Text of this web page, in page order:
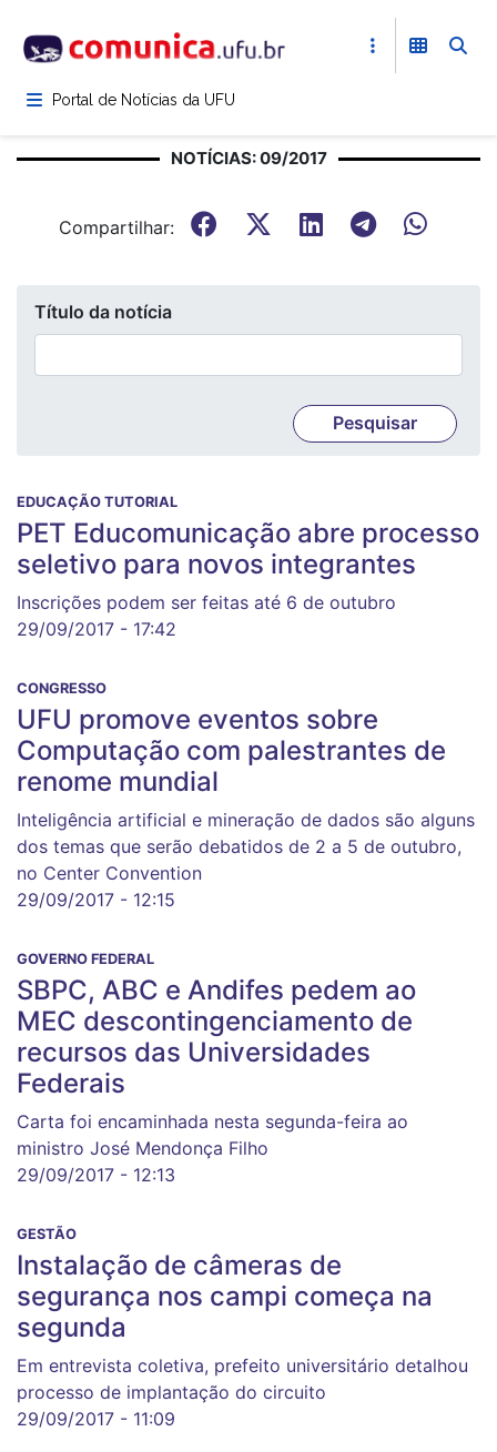
para
conteúdoPortal de Notícias da UFU
NOTÍCIAS: 09/2017
Compartilhar:
Título da notícia
EDUCAÇÃO TUTORIAL
PET Educomunicação abre processo
seletivo para novos integrantes
Inscrições podem ser feitas até 6 de outubro
29/09/2017 - 17:42
CONGRESSO
UFU promove eventos sobre
Computação com palestrantes de
renome mundial
Inteligência artificial e mineração de dados são alguns
dos temas que serão debatidos de 2 a 5 de outubro,
no Center Convention
29/09/2017 - 12:15
GOVERNO FEDERAL
SBPC, ABC e Andifes pedem ao
MEC descontingenciamento de
recursos das Universidades
Federais
Carta foi encaminhada nesta segunda-feira ao
ministro José Mendonça Filho
29/09/2017 - 12:13
GESTÃO
Instalação de câmeras de
segurança nos campi começa na
segunda
Em entrevista coletiva, prefeito universitário detalhou
processo de implantação do circuito
29/09/2017 - 11:09